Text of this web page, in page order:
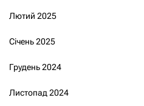
Лютий 2025
Січень 2025
Грудень 2024
Листопад 2024